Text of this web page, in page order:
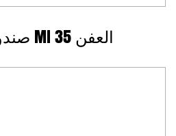
صندوق بطارية MI 35 العفن